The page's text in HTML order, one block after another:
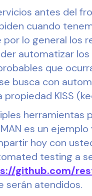
antes del
cuando
lo general los
automatizar
que
busca con
propiedad KISS
herramientas
es un
hoy con
testing a
github.com/
serán atendidos.